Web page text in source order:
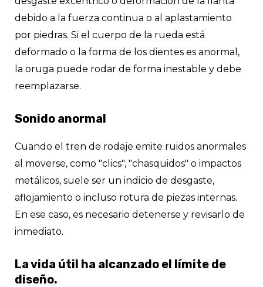
debido a la fuerza continua o al aplastamiento
por piedras. Si el cuerpo de la rueda está
deformado o la forma de los dientes es anormal,
la oruga puede rodar de forma inestable y debe
reemplazarse.
Sonido anormal
Cuando el tren de rodaje emite ruidos anormales
al moverse, como "clics", "chasquidos" o impactos
metálicos, suele ser un indicio de desgaste,
aflojamiento o incluso rotura de piezas internas.
En ese caso, es necesario detenerse y revisarlo de
inmediato.
La vida útil ha alcanzado el límite de
diseño.